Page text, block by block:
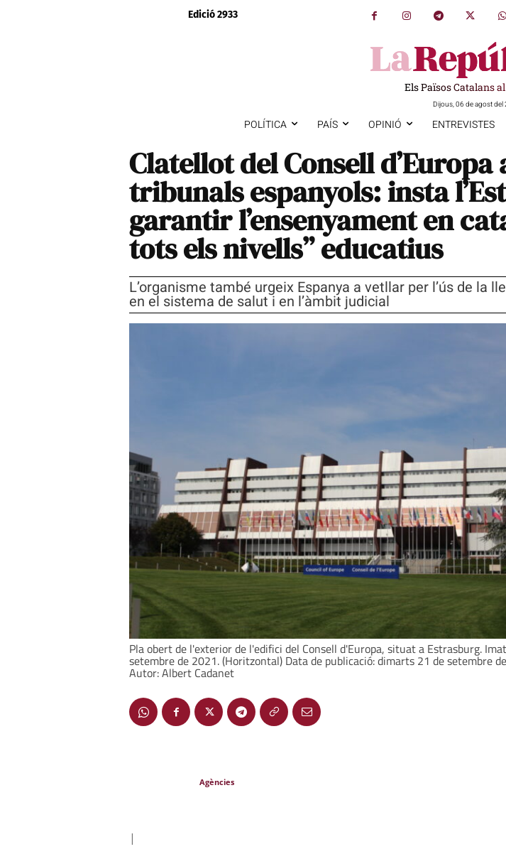
Edició 2933
Els Països Catalans
Dijous, 06 de agost del
POLÍTICA PAÍS OPINIÓ ENTREVISTES
Clatellot del Consell d’Europa
tribunals espanyols: insta
garantir l’ensenyament en
tots els nivells” educatius
L’organisme també urgeix Espanya a vetllar per l’ús de la
en el sistema de salut i en l’àmbit judicial
Pla obert de l'exterior de l'edifici del Consell d'Europa, situat a Estrasburg.
setembre de 2021. (Horitzontal) Data de publicació: dimarts 21 de setembre
Autor: Albert Cadanet
Agències
|